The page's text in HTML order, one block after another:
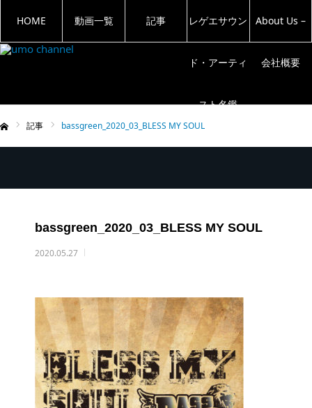
HOME 動画一覧 記事 レゲエサウン
ド・アーティ
スト名鑑
About Us –
会社概要
記事 bassgreen_2020_03_BLESS MY SOUL
bassgreen_2020_03_BLESS MY SOUL
2020.05.27